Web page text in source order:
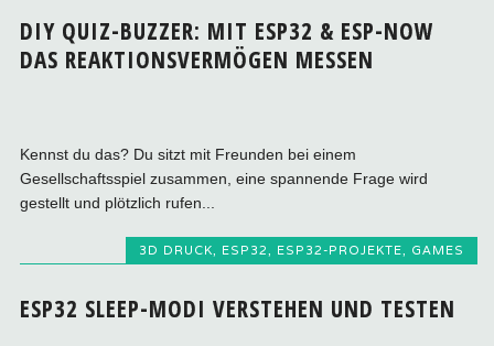
DIY QUIZ-BUZZER: MIT ESP32 & ESP-NOW
DAS REAKTIONSVERMÖGEN MESSEN
Kennst du das? Du sitzt mit Freunden bei einem
Gesellschaftsspiel zusammen, eine spannende Frage wird
gestellt und plötzlich rufen...
3D DRUCK, ESP32, ESP32-PROJEKTE, GAMES
ESP32 SLEEP-MODI VERSTEHEN UND TESTEN